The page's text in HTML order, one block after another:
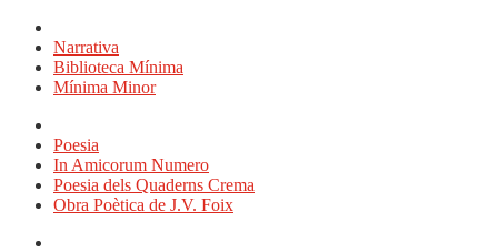
Narrativa
Biblioteca Mínima
Mínima Minor
Poesia
In Amicorum Numero
Poesia dels Quaderns Crema
Obra Poètica de J.V. Foix